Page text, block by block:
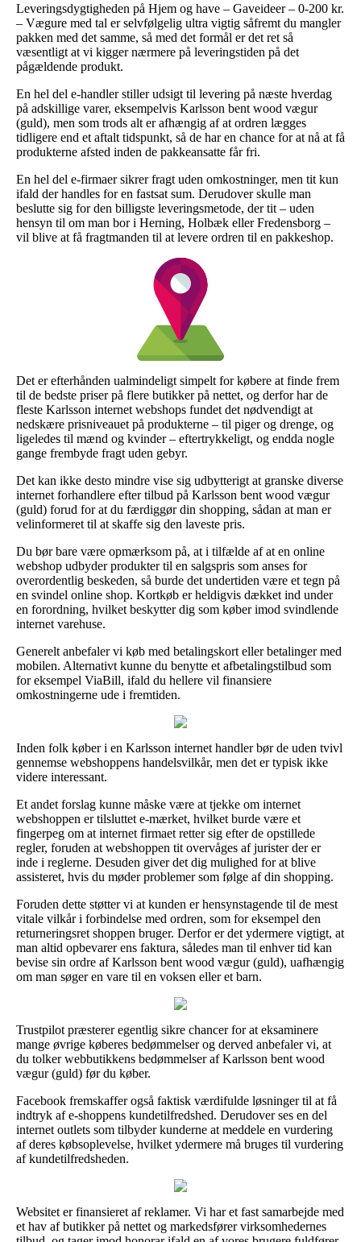
Leveringsdygtigheden på Hjem og have – Gaveideer – 0-200 kr.
– Vægure med tal er selvfølgelig ultra vigtig såfremt du mangler
pakken med det samme, så med det formål er det ret så
væsentligt at vi kigger nærmere på leveringstiden på det
pågældende produkt.
En hel del e-handler stiller udsigt til levering på næste hverdag
på adskillige varer, eksempelvis Karlsson bent wood vægur
(guld), men som trods alt er afhængig af at ordren lægges
tidligere end et aftalt tidspunkt, så de har en chance for at nå at få
produkterne afsted inden de pakkeansatte får fri.
En hel del e-firmaer sikrer fragt uden omkostninger, men tit kun
ifald der handles for en fastsat sum. Derudover skulle man
beslutte sig for den billigste leveringsmetode, der tit – uden
hensyn til om man bor i Herning, Holbæk eller Fredensborg –
vil blive at få fragtmanden til at levere ordren til en pakkeshop.
Det er efterhånden ualmindeligt simpelt for købere at finde frem
til de bedste priser på flere butikker på nettet, og derfor har de
fleste Karlsson internet webshops fundet det nødvendigt at
nedskære prisniveauet på produkterne – til piger og drenge, og
ligeledes til mænd og kvinder – eftertrykkeligt, og endda nogle
gange frembyde fragt uden gebyr.
Det kan ikke desto mindre vise sig udbytterigt at granske diverse
internet forhandlere efter tilbud på Karlsson bent wood vægur
(guld) forud for at du færdiggør din shopping, sådan at man er
velinformeret til at skaffe sig den laveste pris.
Du bør bare være opmærksom på, at i tilfælde af at en online
webshop udbyder produkter til en salgspris som anses for
overordentlig beskeden, så burde det undertiden være et tegn på
en svindel online shop. Kortkøb er heldigvis dækket ind under
en forordning, hvilket beskytter dig som køber imod svindlende
internet varehuse.
Generelt anbefaler vi køb med betalingskort eller betalinger med
mobilen. Alternativt kunne du benytte et afbetalingstilbud som
for eksempel ViaBill, ifald du hellere vil finansiere
omkostningerne ude i fremtiden.
Inden folk køber i en Karlsson internet handler bør de uden tvivl
gennemse webshoppens handelsvilkår, men det er typisk ikke
videre interessant.
Et andet forslag kunne måske være at tjekke om internet
webshoppen er tilsluttet e-mærket, hvilket burde være et
fingerpeg om at internet firmaet retter sig efter de opstillede
regler, foruden at webshoppen tit overvåges af jurister der er
inde i reglerne. Desuden giver det dig mulighed for at blive
assisteret, hvis du møder problemer som følge af din shopping.
Foruden dette støtter vi at kunden er hensynstagende til de mest
vitale vilkår i forbindelse med ordren, som for eksempel den
returneringsret shoppen bruger. Derfor er det ydermere vigtigt, at
man altid opbevarer ens faktura, således man til enhver tid kan
bevise sin ordre af Karlsson bent wood vægur (guld), uafhængig
om man søger en vare til en voksen eller et barn.
Trustpilot præsterer egentlig sikre chancer for at eksaminere
mange øvrige køberes bedømmelser og derved anbefaler vi, at
du tolker webbutikkens bedømmelser af Karlsson bent wood
vægur (guld) før du køber.
Facebook fremskaffer også faktisk værdifulde løsninger til at få
indtryk af e-shoppens kundetilfredshed. Derudover ses en del
internet outlets som tilbyder kunderne at meddele en vurdering
af deres købsoplevelse, hvilket ydermere må bruges til vurdering
af kundetilfredsheden.
Websitet er finansieret af reklamer. Vi har et fast samarbejde med
et hav af butikker på nettet og markedsfører virksomhedernes